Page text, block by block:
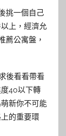
挑一個自己
上，經濟允
薦公寓盤，
後看看帶看
40以下轉
新你不可能
的重要環